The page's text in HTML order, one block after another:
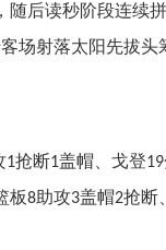
随后读秒阶段连续
场射落太阳先拔头
1抢断1盖帽、戈登19
板8助攻3盖帽2抢断